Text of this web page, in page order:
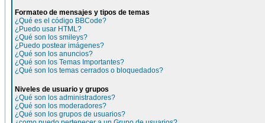
Formateo de mensajes y tipos de temas
¿Qué es el código BBCode?
¿Puedo usar HTML?
¿Qué son los smileys?
¿Puedo postear imágenes?
¿Qué son los anuncios?
¿Qué son los Temas Importantes?
¿Qué son los temas cerrados o bloquedados?
Niveles de usuario y grupos
¿Qué son los administradores?
¿Qué son los moderadores?
¿Qué son los grupos de usuarios?